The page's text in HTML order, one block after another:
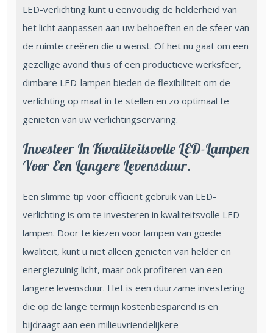
LED-verlichting kunt u eenvoudig de helderheid van
het licht aanpassen aan uw behoeften en de sfeer van
de ruimte creëren die u wenst. Of het nu gaat om een
gezellige avond thuis of een productieve werksfeer,
dimbare LED-lampen bieden de flexibiliteit om de
verlichting op maat in te stellen en zo optimaal te
genieten van uw verlichtingservaring.
Investeer In Kwaliteitsvolle LED-Lampen
Voor Een Langere Levensduur.
Een slimme tip voor efficiënt gebruik van LED-
verlichting is om te investeren in kwaliteitsvolle LED-
lampen. Door te kiezen voor lampen van goede
kwaliteit, kunt u niet alleen genieten van helder en
energiezuinig licht, maar ook profiteren van een
langere levensduur. Het is een duurzame investering
die op de lange termijn kostenbesparend is en
bijdraagt aan een milieuvriendelijkere